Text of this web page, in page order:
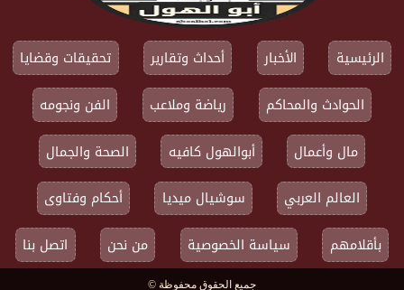
الرئيسية الأخبار أحداث وتقارير
تحقيقات وقضايا
الحوادث والمحاكم
رياضة وملاعب
الفن ونجومه
مال وأعمال
أبوالهول كافيه
الصحة والجمال
العالم العربي
سوشيال ميديا
أحكام وفتاوى
بأقلامهم
سياسة الخصوصية من نحن اتصل بنا
جميع الحقوق محفوظة ©